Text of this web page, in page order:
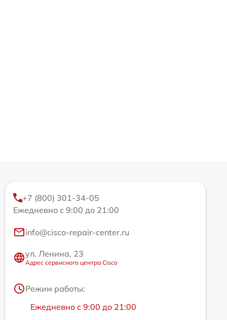
+7 (800) 301-34-05
Ежедневно с 9:00 до 21:00
info@cisco-repair-center.ru
ул. Ленина, 23
Адрес сервисного центра Cisco
Режим работы:
Ежедневно с 9:00 до 21:00